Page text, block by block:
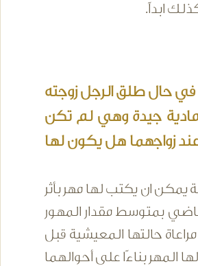
ابداً.
في حال طلق الرجل زوجته
جيدة وهي لم تكن
زواجهما هل يكون لها
يمكن ان يكتب لها مهر بأثر
بمتوسط مقدار المهور
حالتها المعيشية قبل
المهر بناءًا على أحوالهما